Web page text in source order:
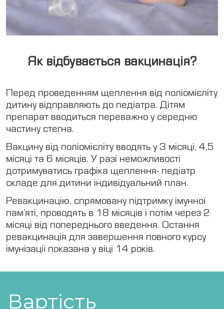
Як відбувається вакцинація?
Перед проведенням щеплення від поліомієліту
дитину відправляють до педіатра. Дітям
препарат вводиться переважно у середню
частину стегна.
Вакцину від поліомієліту вводять у 3 місяці, 4,5
місяці та 6 місяців. У разі неможливості
дотримуватись графіка щеплення- педіатр
складе для дитини індивідуальний план.
Ревакцинацію, спрямовану підтримку імунної
пам’яті, проводять в 18 місяців і потім через 2
місяці від попереднього введення. Остання
ревакцинація для завершення повного курсу
імунізації показана у віці 14 років.
Вартість